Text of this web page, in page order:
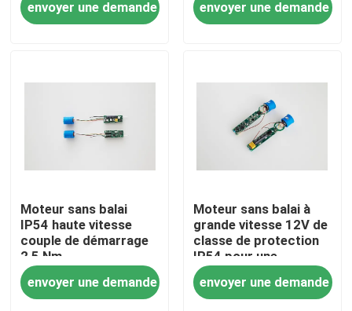
Maison
Produits
Vidéos
envoyer une demande
envoyer une demande
Moteur sans balai
IP54 haute vitesse
couple de démarrage
2,5 Nm
envoyer une demande
Moteur sans balai à
grande vitesse 12V de
classe de protection
IP54 pour une
utilisation industrielle
envoyer une demande